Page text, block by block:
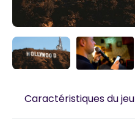
Caractéristiques du jeu